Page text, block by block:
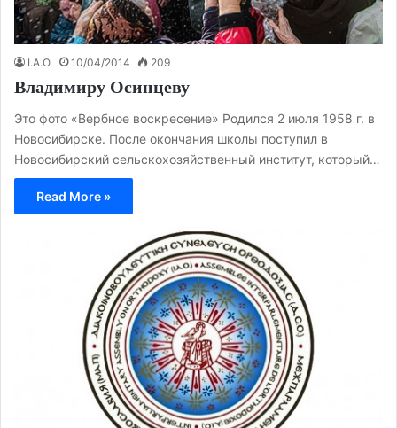
I.A.O. 10/04/2014 209
Владимиру Осинцеву
Это фото «Вербное воскресение» Родился 2 июля 1958 г. в
Новосибирске. После окончания школы поступил в
Новосибирский сельскохозяйственный институт, который…
Read More »